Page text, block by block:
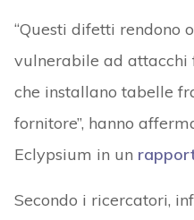
“Questi difetti rendono
vulnerabile ad
che installano tabelle
fornitore”, hanno
Eclypsium in un
Secondo i ricercatori,